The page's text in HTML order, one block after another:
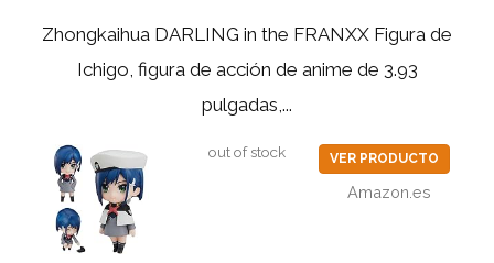
Zhongkaihua DARLING in the FRANXX Figura de
Ichigo, figura de acción de anime de 3.93
pulgadas,...
out of stock VER PRODUCTO
Amazon.es